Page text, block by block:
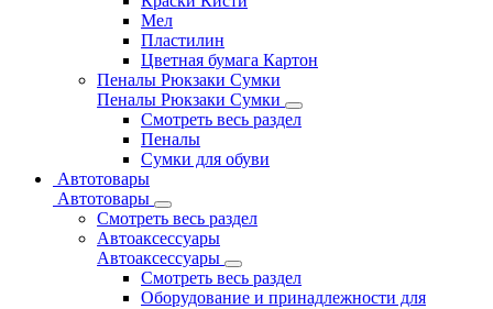
Мел
Пластилин
Цветная бумага Картон
Пеналы Рюкзаки Сумки
Пеналы Рюкзаки Сумки
Смотреть весь раздел
Пеналы
Сумки для обуви
Автотовары
Автотовары
Смотреть весь раздел
Автоаксессуары
Автоаксессуары
Смотреть весь раздел
Оборудование и принадлежности для